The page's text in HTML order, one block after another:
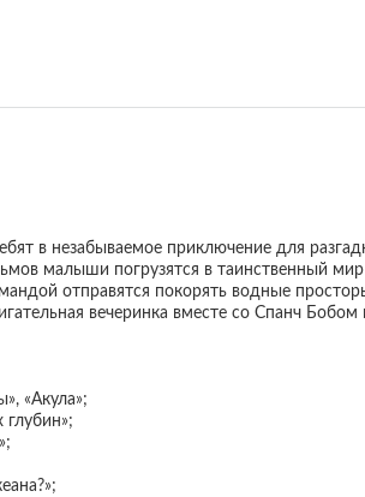
в незабываемое приключение для
малыши погрузятся в таинственный
отправятся покорять водные
вечеринка вместе со Спанч
«Акула»;